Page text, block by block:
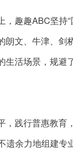
趣趣ABC坚持“
朗文、牛津、剑
生活场景，规避
践行普惠教育
遗余力地组建专